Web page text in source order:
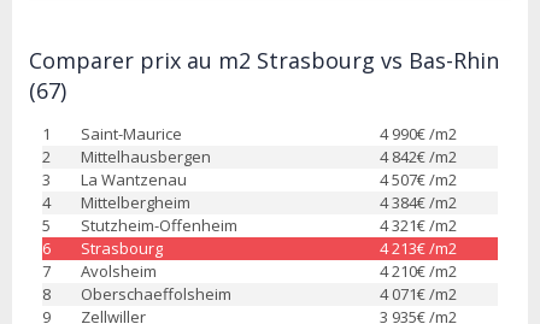
Comparer prix au m2 Strasbourg vs Bas-Rhin
(67)
1 Saint-Maurice 4 990€ /m2
2
Mittelhausbergen 4 842€ /m2
3
La Wantzenau 4 507€ /m2
4
Mittelbergheim 4 384€ /m2
5
Stutzheim-Offenheim 4 321€ /m2
6
Strasbourg 4 213€ /m2
7
Avolsheim 4 210€ /m2
8
Oberschaeffolsheim 4 071€ /m2
9
Zellwiller 3 935€ /m2